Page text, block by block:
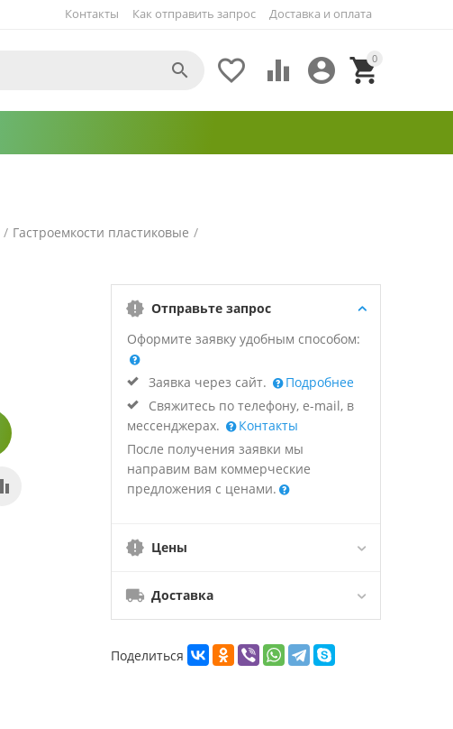
Как отправить запрос Доставка и оплата
Контакты
0


 

/ Гастроемкости пластиковые /
Отправьте запрос
Оформите заявку удобным способом:
Заявка через сайт.
Подробнее
Свяжитесь по телефону, e-mail, в
мессенджерах.
Контакты
После получения заявки мы
направим вам коммерческие
предложения с ценами.
Цены
Доставка
Поделиться